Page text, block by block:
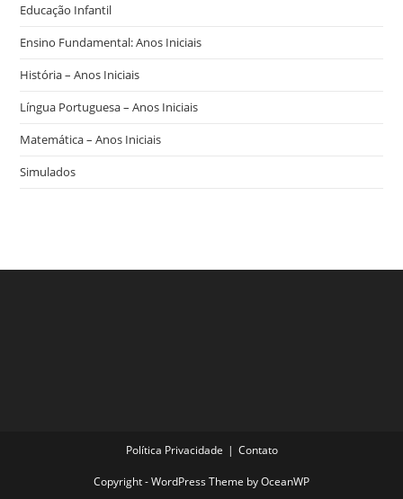
Educação Infantil
Ensino Fundamental: Anos Iniciais
História – Anos Iniciais
Língua Portuguesa – Anos Iniciais
Matemática – Anos Iniciais
Simulados
Política Privacidade Contato
Copyright - WordPress Theme by OceanWP